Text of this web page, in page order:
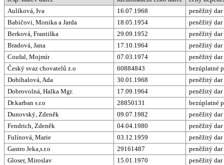
Aulíková, Iva
16.07.1968
peněžitý dar
Babičovi, Monika a Jarda
18.05.1954
peněžitý
Berková, Františka
29.09.1952
peněžitý
Bradová, Jana
17.10.1964
peněžitý
Coufal, Mojmír
07.03.1974
peněžitý
Český svaz chovatelů z.o
60884843
bezúplatné
Dobíhalová, Ada
30.01.1968
peněžitý
Dobrovolná, Halka Mgr.
17.09.1964
peněžitý
Dr.karban s.r.o
28850131
bezúplatné
Dunovský, Zdeněk
09.07.1982
peněžitý
Fendrich, Zdeněk
04.04.1980
peněžitý
Fulínová, Marie
03.12.1959
peněžitý
Gastro Jeka,s.r.o
29161487
peněžitý
Gloser, Miroslav
15.01.1970
peněžitý